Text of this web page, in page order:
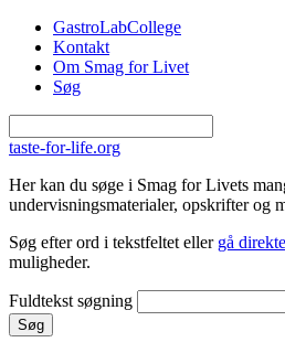
Gå til hovedindhold
GastroLabCollege
Kontakt
Om Smag for Livet
Søg
taste-for-life.org
Her kan du søge i Smag for Livets
undervisningsmaterialer, opskrifter og
Søg efter ord i tekstfeltet eller gå
muligheder.
Fuldtekst søgning